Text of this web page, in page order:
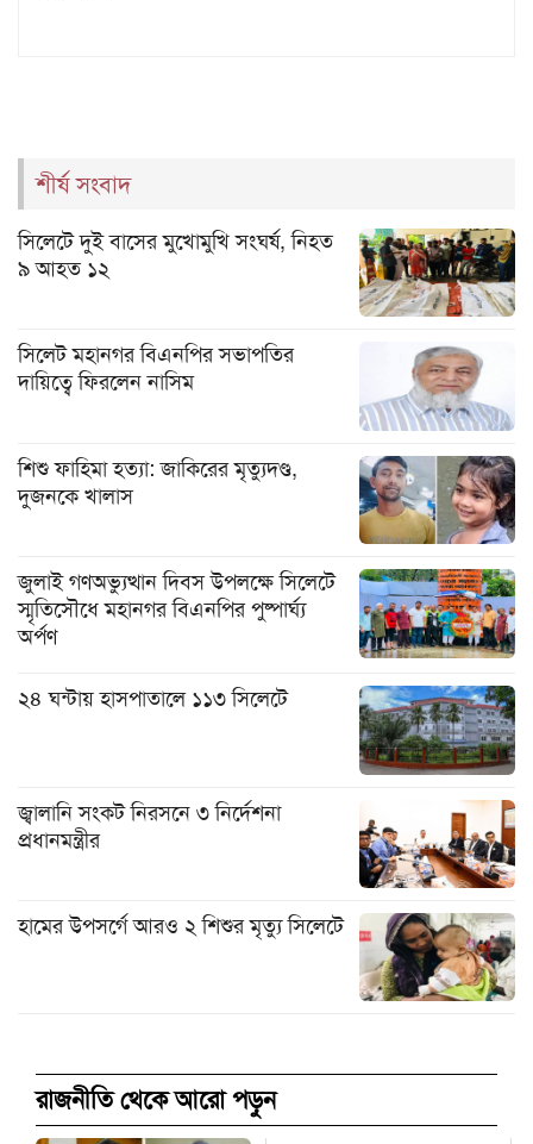
শীর্ষ সংবাদ
সিলেটে দুই বাসের মুখোমুখি সংঘর্ষ, নিহত
৯ আহত ১২
সিলেট মহানগর বিএনপির সভাপতির
দায়িত্বে ফিরলেন নাসিম
শিশু ফাহিমা হত্যা: জাকিরের মৃত্যুদণ্ড,
দুজনকে খালাস
জুলাই গণঅভ্যুত্থান দিবস উপলক্ষে সিলেটে
স্মৃতিসৌধে মহানগর বিএনপির পুষ্পার্ঘ্য
অর্পণ
২৪ ঘন্টায় হাসপাতালে ১১৩ সিলেটে
জ্বালানি সংকট নিরসনে ৩ নির্দেশনা
প্রধানমন্ত্রীর
হামের উপসর্গে আরও ২ শিশুর মৃত্যু সিলেটে
রাজনীতি থেকে আরো পড়ুন